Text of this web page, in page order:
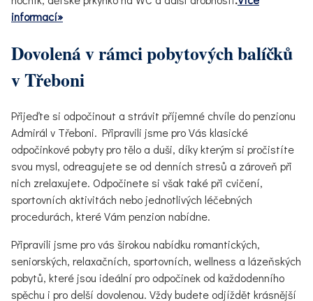
informací»
Dovolená v rámci pobytových balíčků
v Třeboni
Přijeďte si odpočinout a strávit příjemné chvíle do penzionu
Admirál v Třeboni. Připravili jsme pro Vás klasické
odpočinkové pobyty pro tělo a duši, díky kterým si pročistíte
svou mysl, odreagujete se od denních stresů a zároveň při
nich zrelaxujete. Odpočinete si však také při cvičení,
sportovních aktivitách nebo jednotlivých léčebných
procedurách, které Vám penzion nabídne.
Připravili jsme pro vás širokou nabídku romantických,
seniorských, relaxačních, sportovních, wellness a lázeňských
pobytů, které jsou ideální pro odpočinek od každodenního
spěchu i pro delší dovolenou. Vždy budete odjíždět krásnější